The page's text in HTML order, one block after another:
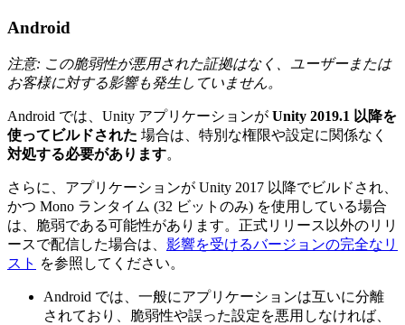
Android
注意: この脆弱性が悪用された証拠はなく、ユーザーまたは
お客様に対する影響も発生していません。
Android では、Unity アプリケーションが Unity 2019.1 以降を
使ってビルドされた 場合は、特別な権限や設定に関係なく
対処する必要があります。
さらに、アプリケーションが Unity 2017 以降でビルドされ、
かつ Mono ランタイム (32 ビットのみ) を使用している場合
は、脆弱である可能性があります。正式リリース以外のリリ
ースで配信した場合は、 影響を受けるバージョンの完全なリ
スト を参照してください。
Android では、一般にアプリケーションは互いに分離
されており、脆弱性や誤った設定を悪用しなければ、